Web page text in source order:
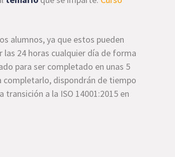
alumnos, ya que estos pueden
las 24 horas cualquier día de forma
para ser completado en unas 5
completarlo, dispondrán de tiempo
a la ISO 14001:2015 en